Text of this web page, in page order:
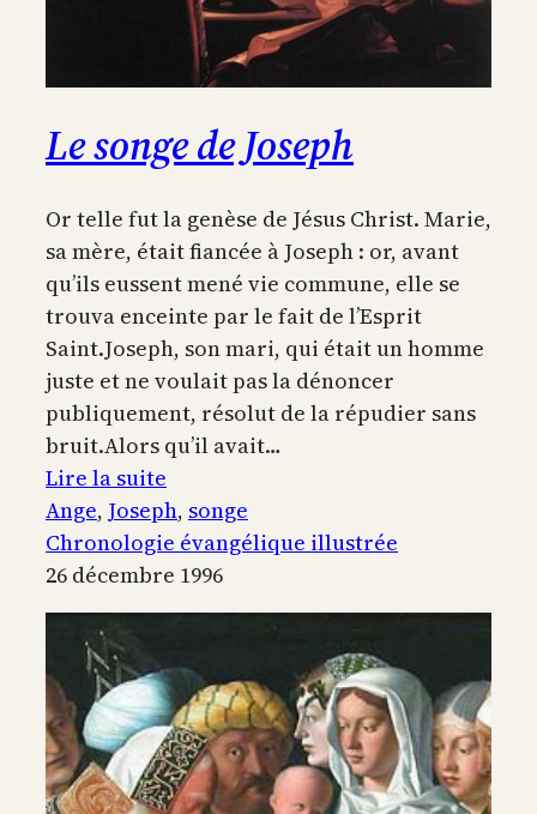
Le songe de Joseph
Or telle fut la genèse de Jésus Christ. Marie,
sa mère, était fiancée à Joseph : or, avant
qu’ils eussent mené vie commune, elle se
trouva enceinte par le fait de l’Esprit
Saint.Joseph, son mari, qui était un homme
juste et ne voulait pas la dénoncer
publiquement, résolut de la répudier sans
bruit.Alors qu’il avait…
Lire la suite
Le
songe
de
Joseph
Ange, Joseph, songe
Chronologie évangélique illustrée
26 décembre 1996